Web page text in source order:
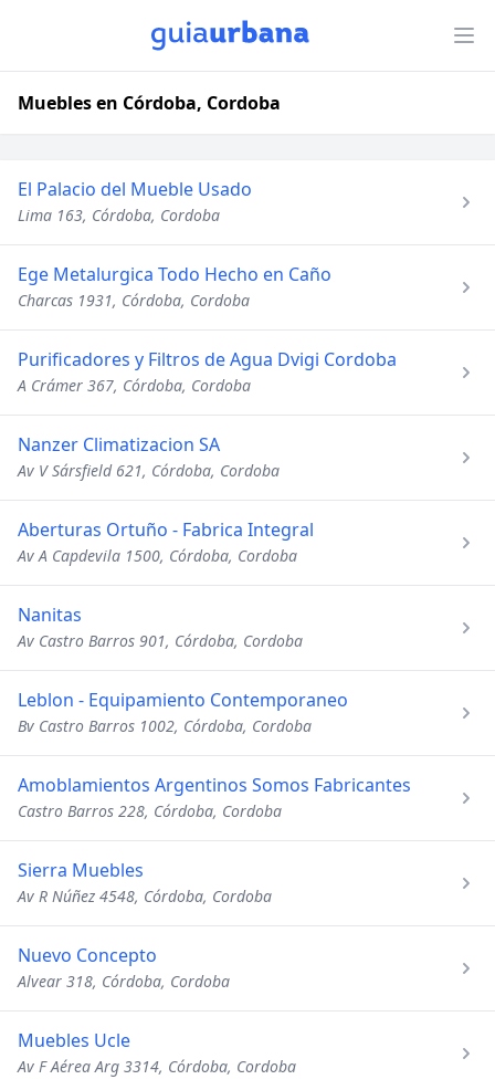
Muebles en Córdoba, Cordoba
El Palacio del Mueble Usado
Lima 163, Córdoba, Cordoba
Ege Metalurgica Todo Hecho en Caño
Charcas 1931, Córdoba, Cordoba
Purificadores y Filtros de Agua Dvigi Cordoba
A Crámer 367, Córdoba, Cordoba
Nanzer Climatizacion SA
Av V Sársfield 621, Córdoba, Cordoba
Aberturas Ortuño - Fabrica Integral
Av A Capdevila 1500, Córdoba, Cordoba
Nanitas
Av Castro Barros 901, Córdoba, Cordoba
Leblon - Equipamiento Contemporaneo
Bv Castro Barros 1002, Córdoba, Cordoba
Amoblamientos Argentinos Somos Fabricantes
Castro Barros 228, Córdoba, Cordoba
Sierra Muebles
Av R Núñez 4548, Córdoba, Cordoba
Nuevo Concepto
Alvear 318, Córdoba, Cordoba
Muebles Ucle
Av F Aérea Arg 3314, Córdoba, Cordoba